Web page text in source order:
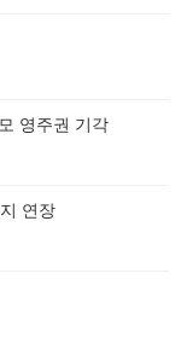
영주권 기각
연장